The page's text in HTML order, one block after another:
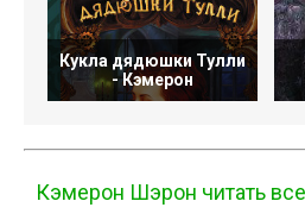
Кукла дядюшки Тулли
- Кэмерон
Кэмерон Шэрон читать